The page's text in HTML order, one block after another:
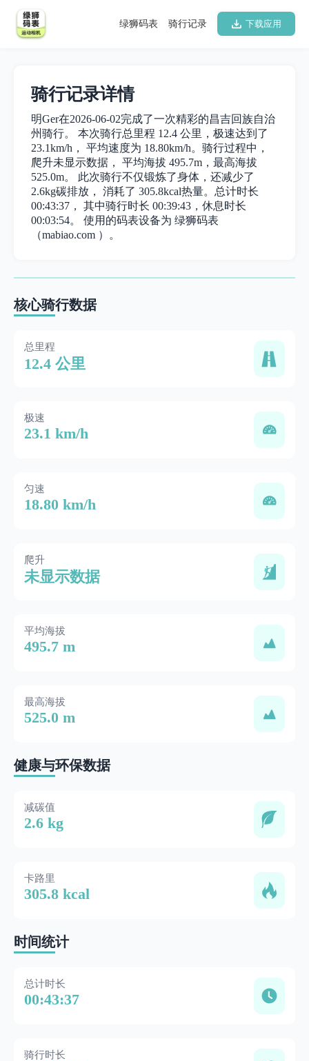
下载应用
骑行记录
绿狮码表
骑行记录详情
明Ger在2026-06-02完成了一次精彩的昌吉回族自治
州骑行。 本次骑行总里程 12.4 公里，极速达到了
23.1km/h， 平均速度为 18.80km/h。骑行过程中，
爬升未显示数据， 平均海拔 495.7m，最高海拔
525.0m。 此次骑行不仅锻炼了身体，还减少了
2.6kg碳排放， 消耗了 305.8kcal热量。总计时长
00:43:37， 其中骑行时长 00:39:43，休息时长
00:03:54。 使用的码表设备为 绿狮码表
（mabiao.com ）。
核心骑行数据
总里程
12.4 公里
极速
23.1 km/h
匀速
18.80 km/h
爬升
未显示数据
平均海拔
495.7 m
最高海拔
525.0 m
健康与环保数据
减碳值
2.6 kg
卡路里
305.8 kcal
时间统计
总计时长
00:43:37
骑行时长